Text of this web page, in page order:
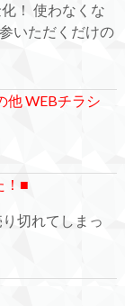
！ 使わなくな
いただくだけの
他 WEBチラシ
！■
切れてしまっ